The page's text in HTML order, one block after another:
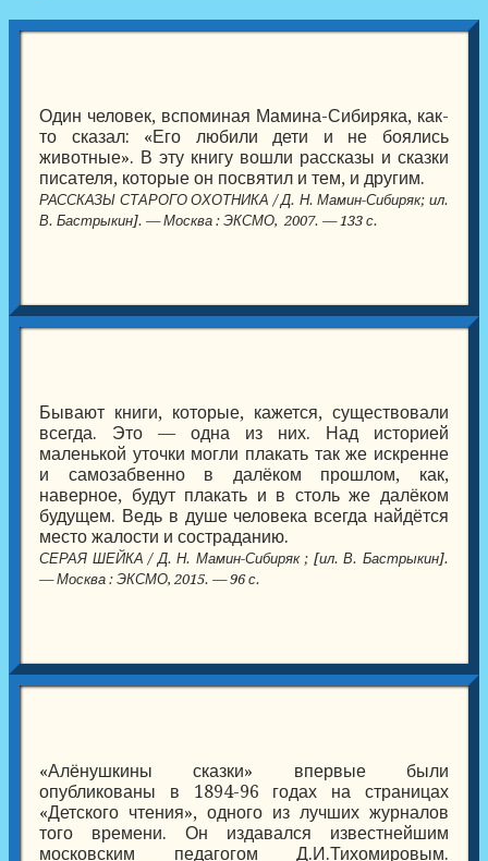
Один человек, вспоминая Мамина-Сибиряка, как-
то сказал: «Его любили дети и не боялись
животные». В эту книгу вошли рассказы и сказки
писателя, которые он посвятил и тем, и другим.
РАССКАЗЫ СТАРОГО ОХОТНИКА / Д. Н. Мамин-Сибиряк; ил.
В. Бастрыкин]. — Москва : ЭКСМО, 2007. — 133 с.
Бывают книги, которые, кажется, существовали
всегда. Это — одна из них. Над историей
маленькой уточки могли плакать так же искренне
и самозабвенно в далёком прошлом, как,
наверное, будут плакать и в столь же далёком
будущем. Ведь в душе человека всегда найдётся
место жалости и состраданию.
СЕРАЯ ШЕЙКА / Д. Н. Мамин-Сибиряк ; [ил. В. Бастрыкин].
— Москва : ЭКСМО, 2015. — 96 с.
«Алёнушкины сказки» впервые были
опубликованы в 1894-96 годах на страницах
«Детского чтения», одного из лучших журналов
того времени. Он издавался известнейшим
московским педагогом Д.И.Тихомировым.